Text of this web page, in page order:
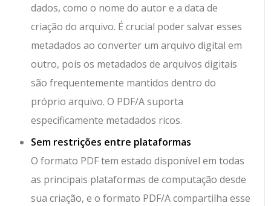
dados, como o nome do autor e a data de
criação do arquivo. É crucial poder salvar esses
metadados ao converter um arquivo digital em
outro, pois os metadados de arquivos digitais
são frequentemente mantidos dentro do
próprio arquivo. O PDF/A suporta
especificamente metadados ricos.
Sem restrições entre plataformas
O formato PDF tem estado disponível em todas
as principais plataformas de computação desde
sua criação, e o formato PDF/A compartilha esse